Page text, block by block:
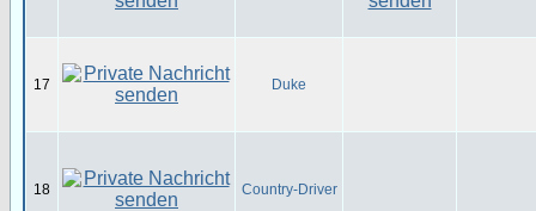
17 Duke
18 Country-Driver